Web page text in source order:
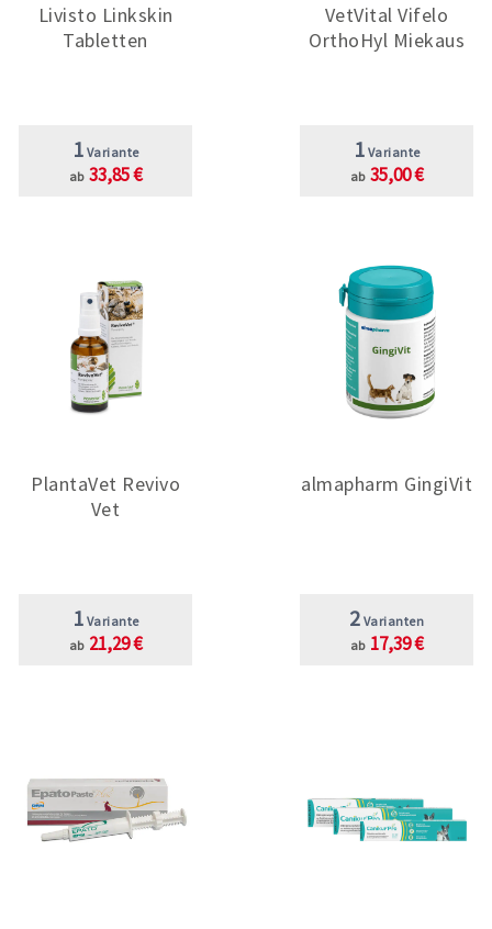
Livisto Linkskin
Tabletten
1 Variante
ab 33,85 €
VetVital Vifelo
OrthoHyl Miekaus
1 Variante
ab 35,00 €
PlantaVet Revivo
Vet
1 Variante
ab 21,29 €
almapharm GingiVit
2 Varianten
ab 17,39 €